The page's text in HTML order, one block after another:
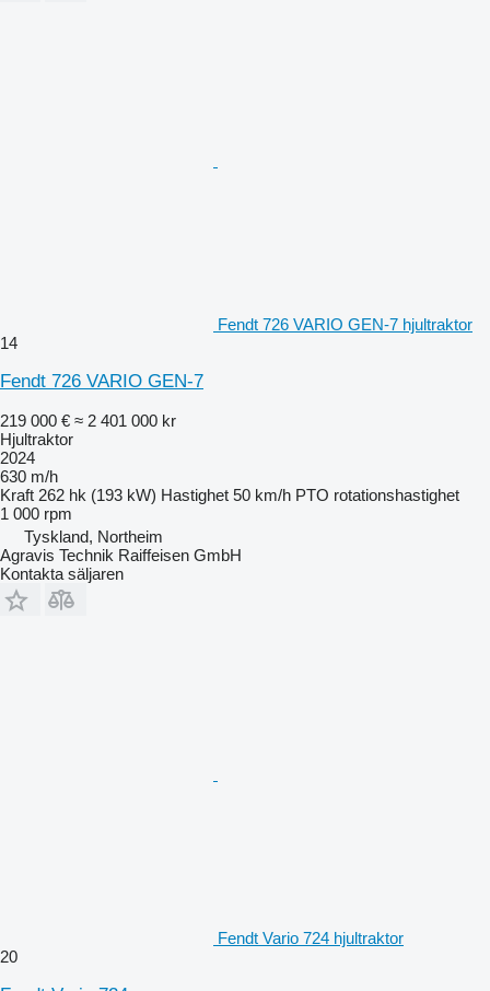
Fendt 726 VARIO GEN-7 hjultraktor
14
Fendt 726 VARIO GEN-7
219 000 € ≈ 2 401 000 kr
Hjultraktor
2024
630 m/h
Kraft 262 hk (193 kW) Hastighet 50 km/h PTO rotationshastighet
1 000 rpm
Tyskland, Northeim
Agravis Technik Raiffeisen GmbH
Kontakta säljaren
Fendt Vario 724 hjultraktor
20